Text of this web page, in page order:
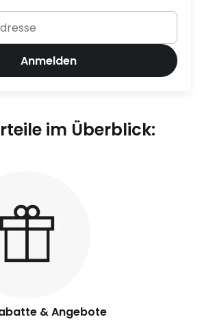
Anmelden
im Überblick:
& Angebote